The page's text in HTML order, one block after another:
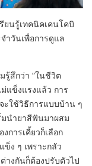
ยนรู้เทคนิคเคนโคบิ
ำวันเพื่อการดูแล
รู้สึกว่า “ในชีวิต
แข็งแรงแล้ว การ
ะใช้วิธีการแบบบ้าน ๆ
นำยาสีฟันมาผสม
การเคี้ยวก็เลือก
ข็ง ๆ เพราะกลัว
างกันก็ต้องปรับตัวไป